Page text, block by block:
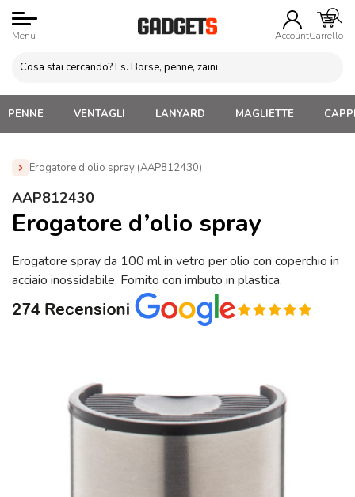
Menu AccountCarrello
PENNE VENTAGLI LANYARD MAGLIETTE
Erogatore d’olio spray (AAP812430)
Home » Gadget Cucina
AAP812430
Erogatore d’olio spray
Erogatore spray da 100 ml in vetro per olio con coperchio in
acciaio inossidabile. Fornito con imbuto in plastica.